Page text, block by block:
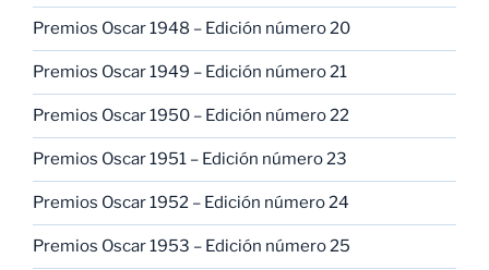
Premios Oscar 1948 – Edición número 20
Premios Oscar 1949 – Edición número 21
Premios Oscar 1950 – Edición número 22
Premios Oscar 1951 – Edición número 23
Premios Oscar 1952 – Edición número 24
Premios Oscar 1953 – Edición número 25